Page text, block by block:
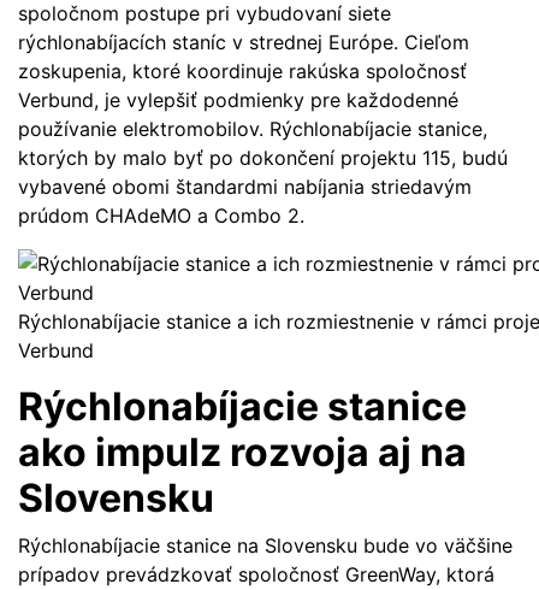
spoločnom postupe pri vybudovaní siete
rýchlonabíjacích staníc v strednej Európe. Cieľom
zoskupenia, ktoré koordinuje rakúska spoločnosť
Verbund, je vylepšiť podmienky pre každodenné
používanie elektromobilov. Rýchlonabíjacie stanice,
ktorých by malo byť po dokončení projektu 115, budú
vybavené obomi štandardmi nabíjania striedavým
prúdom CHAdeMO a Combo 2.
Rýchlonabíjacie stanice a ich rozmiestnenie v rámci
Verbund
Rýchlonabíjacie stanice
ako impulz rozvoja aj na
Slovensku
Rýchlonabíjacie stanice na Slovensku bude vo väčšine
prípadov prevádzkovať spoločnosť GreenWay, ktorá